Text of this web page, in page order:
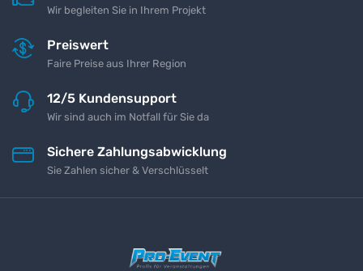
Wir begleiten Sie in Ihrem Projekt
Preiswert
Faire Preise aus Ihrer Region
12/5 Kundensupport
Wir sind auch im Notfall für Sie da
Sichere Zahlungsabwicklung
Sie Zahlen sicher & Verschlüsselt